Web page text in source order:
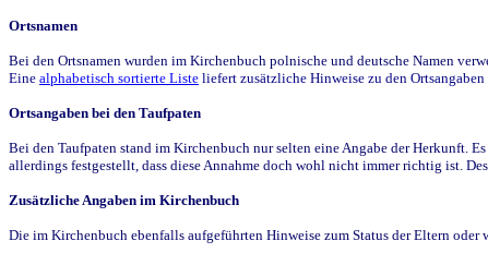
Ortsnamen
Bei den Ortsnamen wurden im Kirchenbuch polnische und deutsche Namen
Eine alphabetisch sortierte Liste liefert zusätzliche Hinweise zu den
Ortsangaben bei den Taufpaten
Bei den Taufpaten stand im Kirchenbuch nur selten eine Angabe der Herkunft.
allerdings festgestellt, dass diese Annahme doch wohl nicht immer richtig ist.
Zusätzliche Angaben im Kirchenbuch
Die im Kirchenbuch ebenfalls aufgeführten Hinweise zum Status der Eltern oder